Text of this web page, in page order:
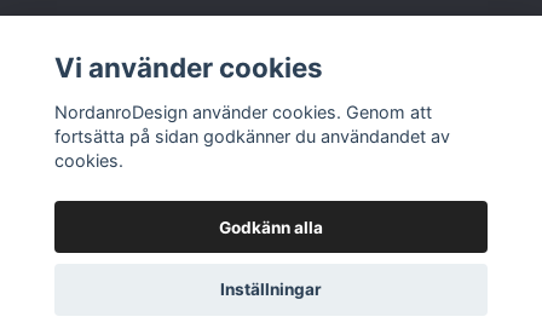
Sociala medier
© 2026 Nordanro Design
Vi använder cookies
NordanroDesign använder cookies. Genom att
fortsätta på sidan godkänner du användandet av
cookies.
Godkänn alla
Inställningar